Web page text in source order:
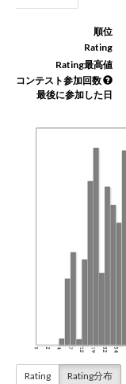
順位
Rating
Rating最高値
コンテスト参加回数
最後に参加した日
Rating Rating分布